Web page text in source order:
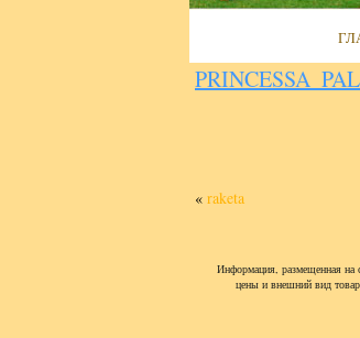
« raketa
Информация, размещенная на
цены и внешний вид